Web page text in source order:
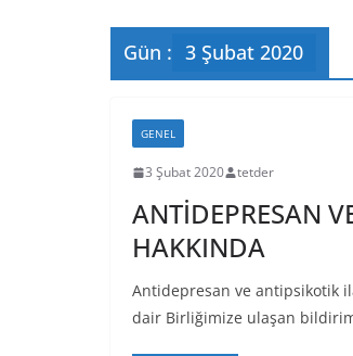
Gün : 3 Şubat 2020
GENEL
3 Şubat 2020 tetder
ANTİDEPRESAN
HAKKINDA
Antidepresan ve antipsikotik
dair Birliğimize ulaşan